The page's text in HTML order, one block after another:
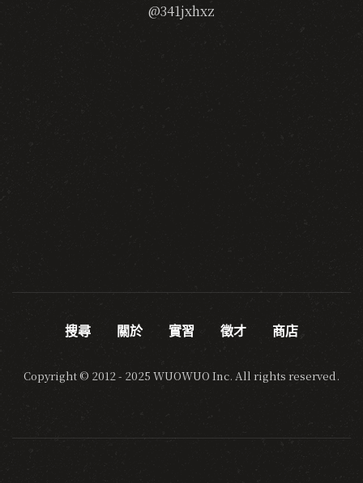
@341jxhxz
搜尋 關於 實習 徵才 商店
Copyright © 2012 - 2025 WUOWUO Inc. All rights reserved.